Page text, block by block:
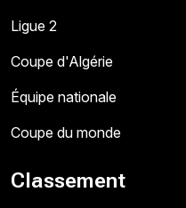
Ligue 2
Coupe d'Algérie
Équipe nationale
Coupe du monde
Classement